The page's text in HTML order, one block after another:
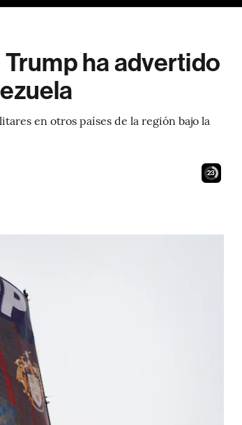
Trump ha advertido
en otros países de la región bajo la
22